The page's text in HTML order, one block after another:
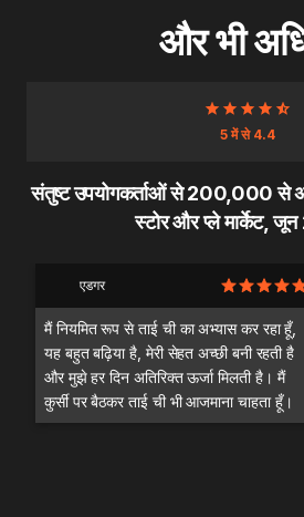
और भी
5 में से 4.4
संतुष्ट उपयोगकर्ताओं से 200,000 से
स्टोर और प्ले मार्केट,
एडगर
मैं नियमित रूप से ताई ची का अभ्यास कर रहा हूँ,
यह बहुत बढ़िया है, मेरी सेहत अच्छी बनी रहती है
और मुझे हर दिन अतिरिक्त ऊर्जा मिलती है। मैं
कुर्सी पर बैठकर ताई ची भी आजमाना चाहता हूँ।